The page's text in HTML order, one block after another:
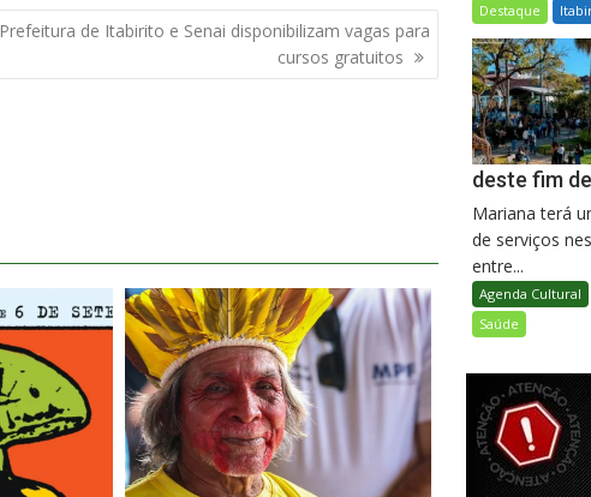
Prefeitura de Itabirito e Senai disponibilizam vagas para
cursos gratuitos
Destaque
deste fim
Mariana terá
de serviços
entre...
Agenda Cultural
Saúde